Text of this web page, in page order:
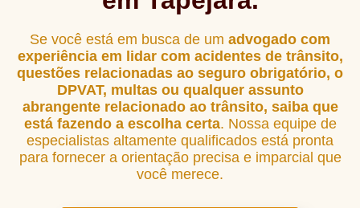
Se você está em busca de um advogado com
experiência em lidar com acidentes de trânsito,
questões relacionadas ao seguro obrigatório, o
DPVAT, multas ou qualquer assunto
abrangente relacionado ao trânsito, saiba que
está fazendo a escolha certa. Nossa equipe de
especialistas altamente qualificados está pronta
para fornecer a orientação precisa e imparcial que
você merece.